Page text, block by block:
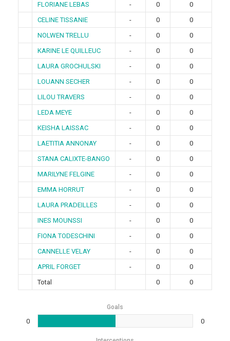
FLORIANE LEBAS
- 0
0
CELINE TISSANIE
- 0
0
NOLWEN TRELLU
- 0
0
KARINE LE QUILLEUC
- 0
0
LAURA GROCHULSKI
- 0
0
LOUANN SECHER
- 0
0
LILOU TRAVERS
- 0
0
LEDA MEYE
- 0
0
KEISHA LAISSAC
- 0
0
LAETITIA ANNONAY
- 0
0
STANA CALIXTE-BANGO
- 0
0
MARILYNE FELGINE
- 0
0
EMMA HORRUT
- 0
0
LAURA PRADEILLES
- 0
0
INES MOUNSSI
- 0
0
FIONA TODESCHINI
- 0
0
CANNELLE VELAY
- 0
0
APRIL FORGET
- 0
0
Total
0 0
Goals
0 0